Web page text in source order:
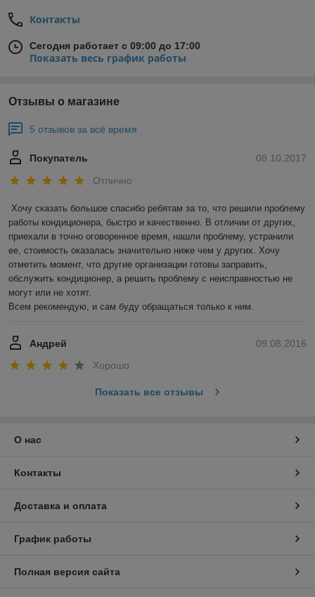
Контакты
Сегодня работает с 09:00 до 17:00
Показать весь график работы
Отзывы о магазине
5 отзывов за всё время
08.10.2017
Покупатель
Отлично
Хочу сказать большое спасибо ребятам за то, что решили проблему
работы кондиционера, быстро и качественно. В отличии от других,
приехали в точно оговоренное время, нашли проблему, устранили
ее, стоимость оказалась значительно ниже чем у других. Хочу
отметить момент, что другие организации готовы заправить,
обслужить кондиционер, а решить проблему с неисправностью не
могут или не хотят.
Всем рекомендую, и сам буду обращаться только к ним.
09.08.2016
Андрей
Хорошо
Показать все отзывы
О нас
Контакты
Доставка и оплата
График работы
Полная версия сайта